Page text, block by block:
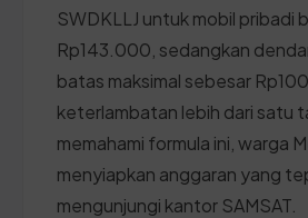
SWDKLLJ untuk mobil pribadi
Rp143.000, sedangkan
batas maksimal sebesar
keterlambatan lebih dari satu
memahami formula ini, warga
menyiapkan anggaran yang
mengunjungi kantor SAMSAT.